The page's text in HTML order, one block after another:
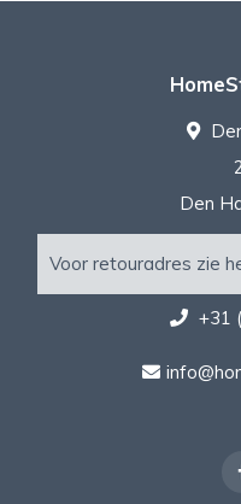
Den
Voor retouradres zie
+31